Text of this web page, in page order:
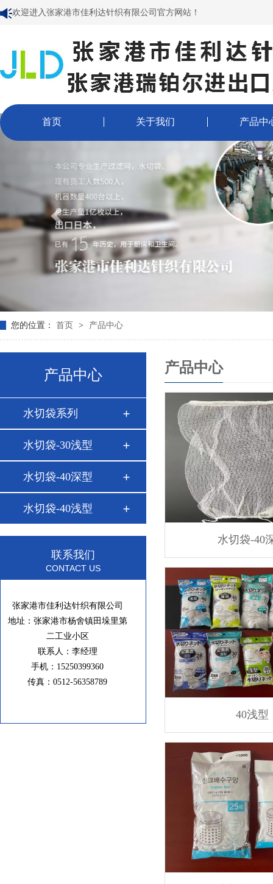
欢迎进入张家港市佳利达针织有限公司官方网站！
首页 关于我们 产品中
您的位置： 首页 > 产品中心
产品中心
水切袋系列
水切袋-30浅型
水切袋-40深型
水切袋-40浅型
联系我们
CONTACT US
张家港市佳利达针织有限公司
地址：张家港市杨舍镇田垛里第
二工业小区
联系人：李经理
手机：15250399360
传真：0512-56358789
产品中心
水切袋-40
40浅型